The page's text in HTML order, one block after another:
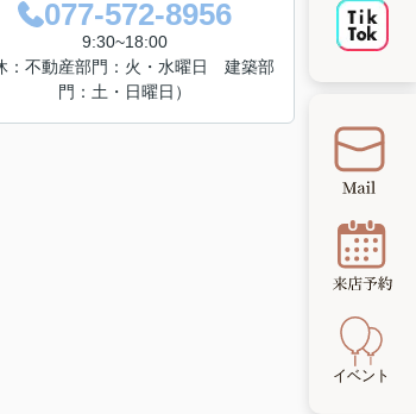
077-572-8956
9:30~18:00
：不動産部門：火・水曜日 建築部
門：土・日曜日）